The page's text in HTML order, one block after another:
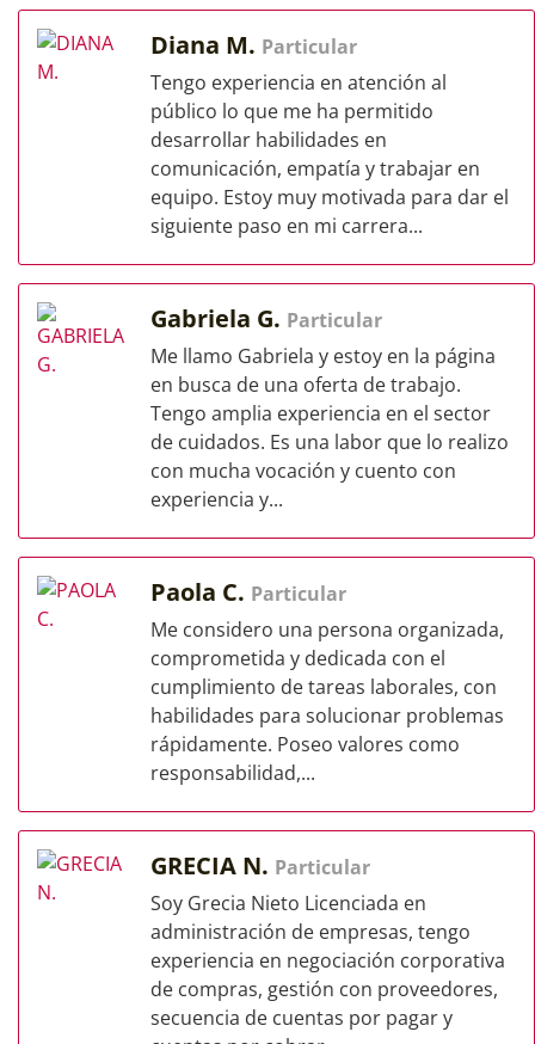
Diana M. Particular
Tengo experiencia en atención al
público lo que me ha permitido
desarrollar habilidades en
comunicación, empatía y trabajar en
equipo. Estoy muy motivada para dar el
siguiente paso en mi carrera...
Gabriela G. Particular
Me llamo Gabriela y estoy en la página
en busca de una oferta de trabajo.
Tengo amplia experiencia en el sector
de cuidados. Es una labor que lo realizo
con mucha vocación y cuento con
experiencia y...
Paola C. Particular
Me considero una persona organizada,
comprometida y dedicada con el
cumplimiento de tareas laborales, con
habilidades para solucionar problemas
rápidamente. Poseo valores como
responsabilidad,...
GRECIA N. Particular
Soy Grecia Nieto Licenciada en
administración de empresas, tengo
experiencia en negociación corporativa
de compras, gestión con proveedores,
secuencia de cuentas por pagar y